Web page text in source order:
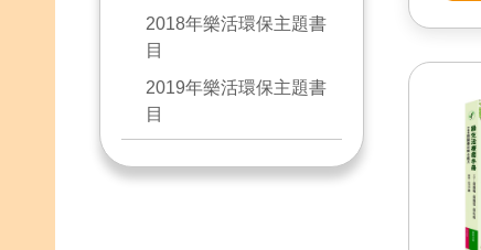
2018年樂活環保主題書
目
2019年樂活環保主題書
目